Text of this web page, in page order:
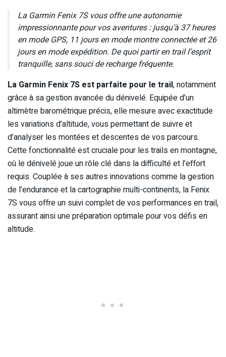
La Garmin Fenix 7S vous offre une autonomie
impressionnante pour vos aventures : jusqu’à 37 heures
en mode GPS, 11 jours en mode montre connectée et 26
jours en mode expédition. De quoi partir en trail l’esprit
tranquille, sans souci de recharge fréquente.
La Garmin Fenix 7S est parfaite pour le trail, notamment
grâce à sa gestion avancée du dénivelé. Equipée d’un
altimètre barométrique précis, elle mesure avec exactitude
les variations d’altitude, vous permettant de suivre et
d’analyser les montées et descentes de vos parcours.
Cette fonctionnalité est cruciale pour les trails en montagne,
où le dénivelé joue un rôle clé dans la difficulté et l’effort
requis. Couplée à ses autres innovations comme la gestion
de l’endurance et la cartographie multi-continents, la Fenix
7S vous offre un suivi complet de vos performances en trail,
assurant ainsi une préparation optimale pour vos défis en
altitude.